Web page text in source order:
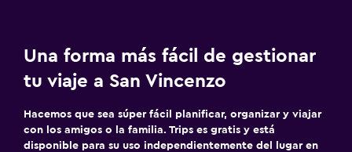
Estacionamiento y transporte
Estacionamiento
Zona de trabajo
Una forma más fácil de gestionar
tu viaje a San Vincenzo
Hacemos que sea súper fácil planificar, organizar y viajar
con los amigos o la familia. Trips es gratis y está
disponible para su uso independientemente del lugar en